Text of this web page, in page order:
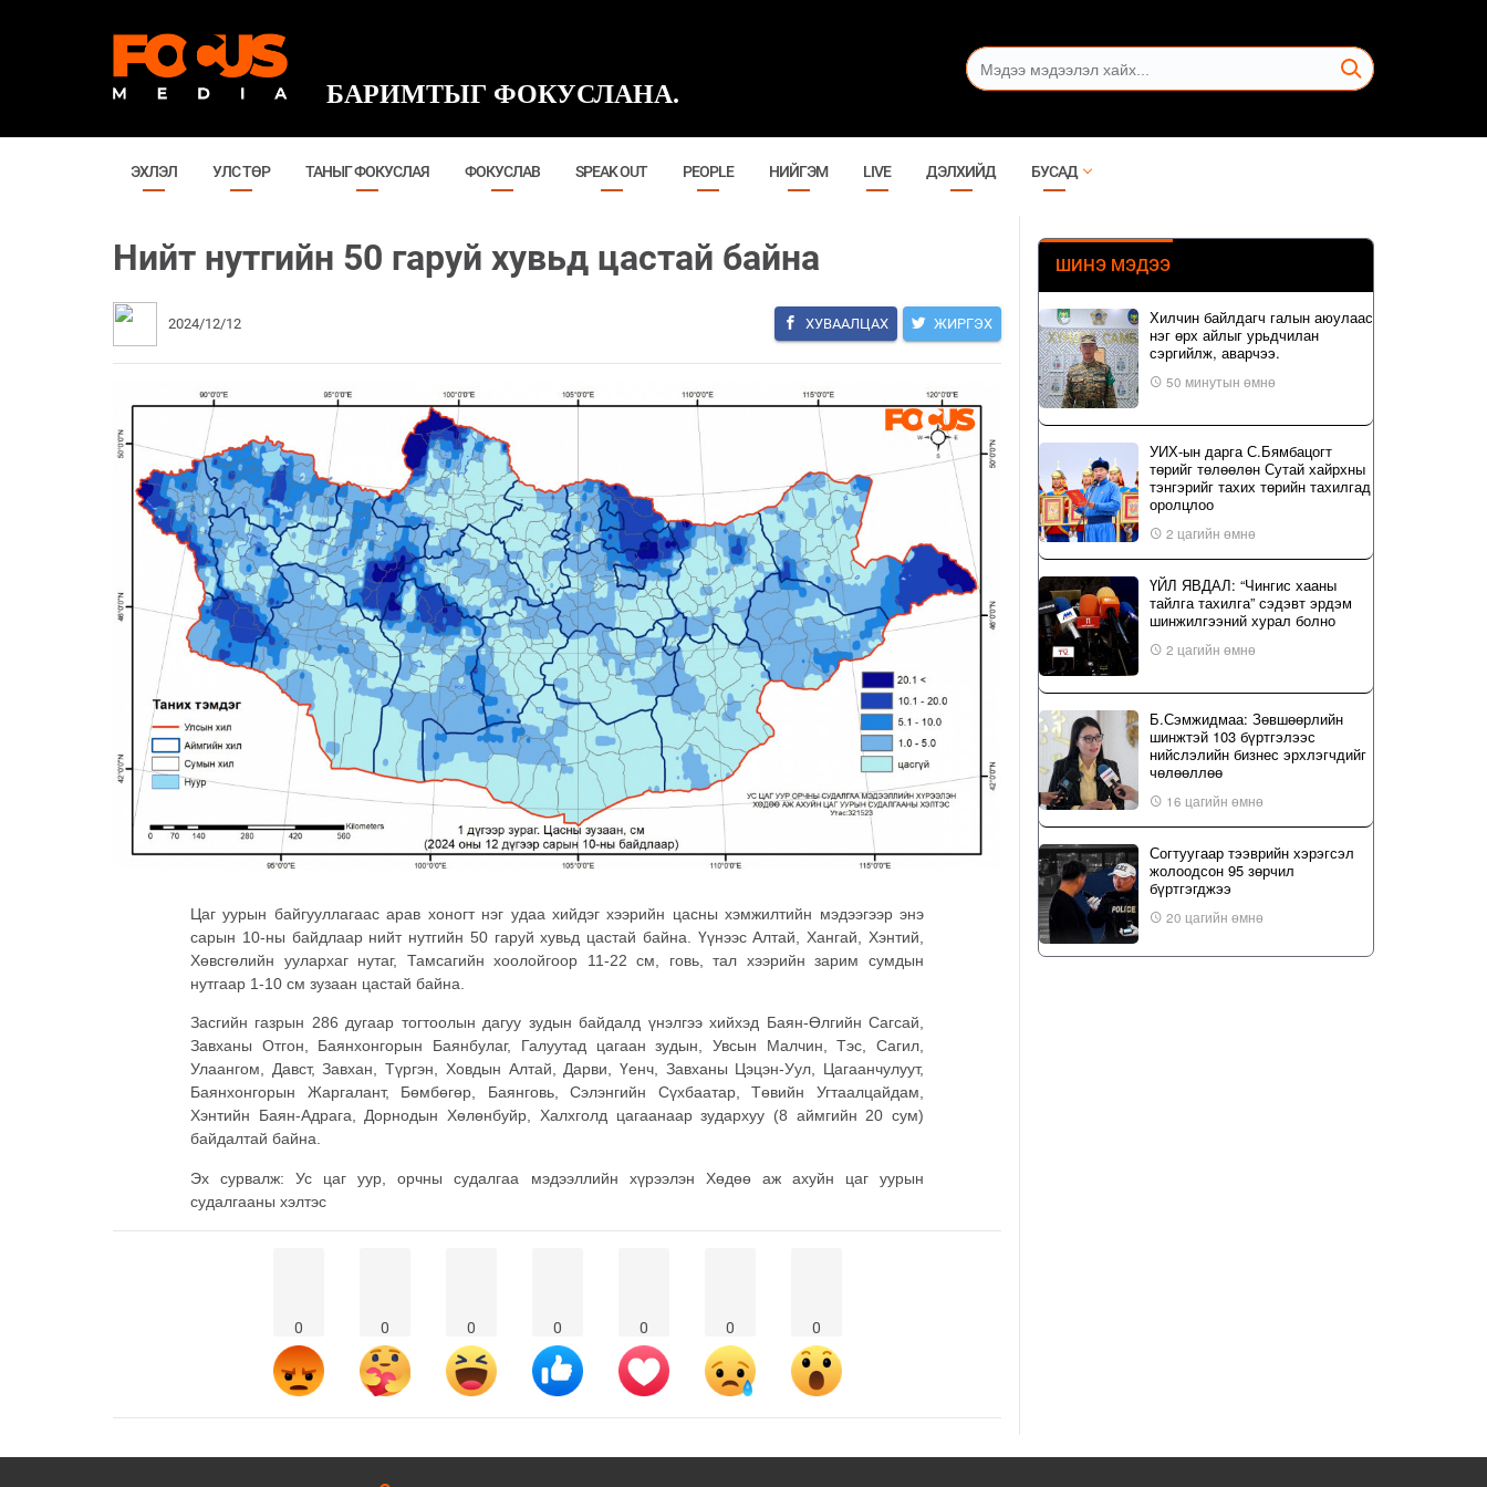
БАРИМТЫГ ФОКУСЛАНА.
ЭХЛЭЛ УЛС ТӨР ТАНЫГ ФОКУСЛАЯ ФОКУСЛАВ SPEAK OUT PEOPLE НИЙГЭМ LIVE ДЭЛХИЙД БУСАД
Нийт нутгийн 50 гаруй хувьд цастай байна
2024/12/12 ХУВААЛЦАХ ЖИРГЭХ
Цаг уурын байгууллагаас арав хоногт нэг удаа хийдэг хээрийн цасны хэмжилтийн мэдээгээр энэ
сарын 10-ны байдлаар нийт нутгийн 50 гаруй хувьд цастай байна. Үүнээс Алтай, Хангай, Хэнтий,
Хөвсгөлийн уулархаг нутаг, Тамсагийн хоолойгоор 11-22 см, говь, тал хээрийн зарим сумдын
нутгаар 1-10 см зузаан цастай байна.
Засгийн газрын 286 дугаар тогтоолын дагуу зудын байдалд үнэлгээ хийхэд Баян-Өлгийн Сагсай,
Завханы Отгон, Баянхонгорын Баянбулаг, Галуутад цагаан зудын, Увсын Малчин, Тэс, Сагил,
Улаангом, Давст, Завхан, Түргэн, Ховдын Алтай, Дарви, Үенч, Завханы Цэцэн-Уул, Цагаанчулуут,
Баянхонгорын Жаргалант, Бөмбөгөр, Баянговь, Сэлэнгийн Сүхбаатар, Төвийн Угтаалцайдам,
Хэнтийн Баян-Адрага, Дорнодын Хөлөнбуйр, Халхголд цагаанаар зудархуу (8 аймгийн 20 сум)
байдалтай байна.
Эх сурвалж: Ус цаг уур, орчны судалгаа мэдээллийн хүрээлэн Хөдөө аж ахуйн цаг уурын
судалгааны хэлтэс
0 0 0 0 0 0 0
ШИНЭ МЭДЭЭ
Хилчин байлдагч галын аюулаас
нэг өрх айлыг урьдчилан
сэргийлж, аварчээ.
50 минутын өмнө
УИХ-ын дарга С.Бямбацогт
төрийг төлөөлөн Сутай хайрхны
тэнгэрийг тахих төрийн тахилгад
оролцлоо
2 цагийн өмнө
ҮЙЛ ЯВДАЛ: “Чингис хааны
тайлга тахилга” сэдэвт эрдэм
шинжилгээний хурал болно
2 цагийн өмнө
Б.Сэмжидмаа: Зөвшөөрлийн
шинжтэй 103 бүртгэлээс
нийслэлийн бизнес эрхлэгчдийг
чөлөөллөө
16 цагийн өмнө
Согтуугаар тээврийн хэрэгсэл
жолоодсон 95 зөрчил
бүртгэгджээ
20 цагийн өмнө